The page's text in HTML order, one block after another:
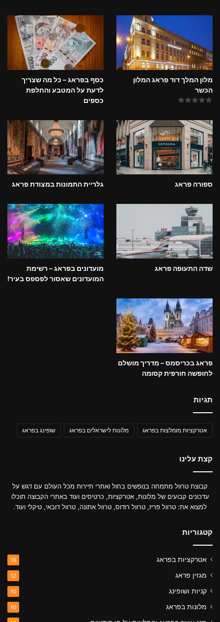
מלון המלך דוד פראג המלון
הכשר
כסף בפראג – כל מה שצריך
לדעת על המטבע והחלפת
כספים
ספורה פראג גלריית התמונות במצודת פראג
שדה התעופה פראג
מועדונים בפראג – רשימת
המועדונים שאסור לפספס בעיר!
פראג בכריסמס – מדריך מושלם
לחופשה חורפית קסומה
תגיות
אטרקציות מומלצות בפראג מלונות לישראלים בפראג שופינג בפראג
קצת עלינו
קבוצת טרוול מתמחה בנופשים בחול ואתרי תיירות מכל העולם עם דגש על
עדכונים קבועים של מלונות, אטרקציות, כרטיסים ועוד באתרי הקבוצה תוכלו
למצוא את: טרוול פריז, טרוול רודוס, טרוול אתונה, טרוול דובאי, טיקלי ועוד.
קטגוריות
אטרקציות בפראג 16
מגזין פראג 12
קניות ושופינג 10
מלונות בפראג 10